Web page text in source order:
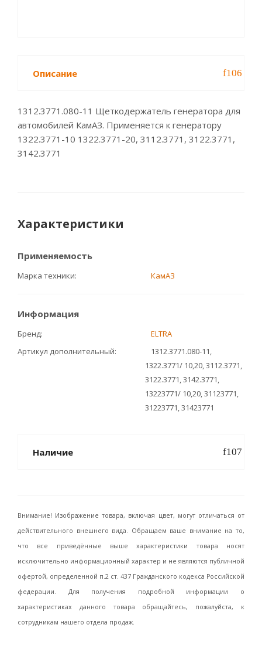
Описание
1312.3771.080-11 Щеткодержатель генератора для
автомобилей КамАЗ. Применяется к генератору
1322.3771-10 1322.3771-20, 3112.3771, 3122.3771,
3142.3771
Характеристики
Применяемость
Марка техники КамАЗ
Информация
Бренд
ELTRA
Артикул дополнительный
1312.3771.080-11,
1322.3771/ 10,20, 3112.3771,
3122.3771, 3142.3771,
13223771/ 10,20, 31123771,
31223771, 31423771
Наличие
Внимание! Изображение товара, включая цвет, могут отличаться от
действительного внешнего вида. Обращаем ваше внимание на то,
что все приведённые выше характеристики товара носят
исключительно информационный характер и не являются публичной
офертой, определенной п.2 ст. 437 Гражданского кодекса Российской
федерации. Для получения подробной информации о
характеристиках данного товара обращайтесь, пожалуйста, к
сотрудникам нашего отдела продаж.